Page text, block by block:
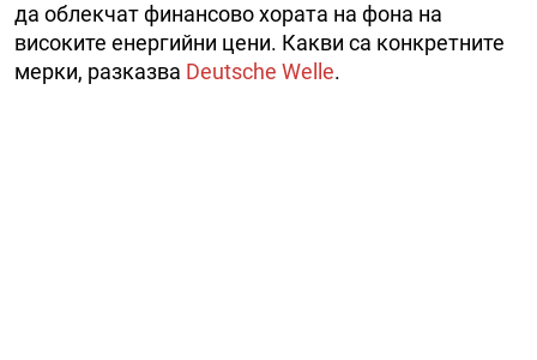
да облекчат финансово хората на фона на
високите енергийни цени. Какви са конкретните
мерки, разказва Deutsche Welle.